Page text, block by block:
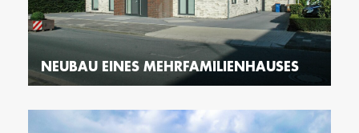
NEUBAU EINES MEHRFAMILIENHAUSES